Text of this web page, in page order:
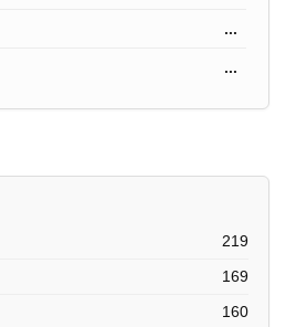
...
...
219
169
160